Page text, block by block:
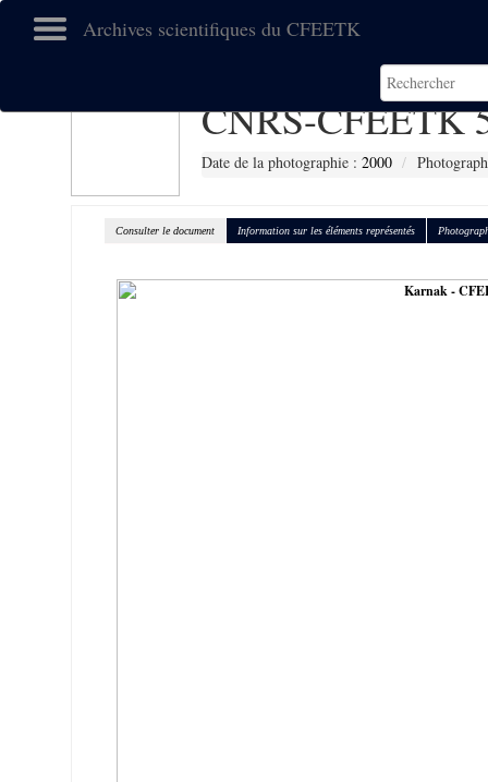
Archives scientifiques du CFEETK
CNRS-CFEETK
Date de la photographie : 2000
Consulter le document Information sur les éléments représentés